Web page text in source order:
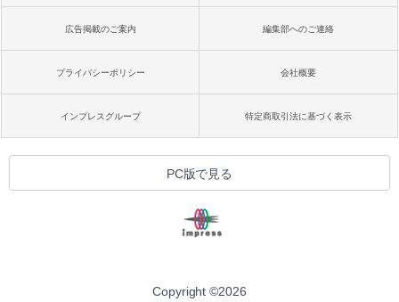
広告掲載のご案内 編集部へのご連絡
プライバシーポリシー 会社概要
インプレスグループ 特定商取引法に基づく表示
PC版で見る
Copyright ©2026